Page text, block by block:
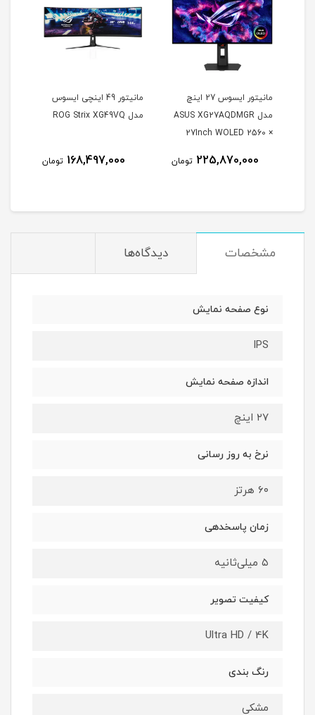
مانیتور ایسوس 27 اینچ
مدل ASUS XG27AQDMGR
27Inch WOLED 2560 ×
250Nits Matte ROG OLED
225,870,000 تومان
مانیتور 49 اینچی ایسوس
مدل ROG Strix XG49VQ
168,497,000 تومان
مشخصات دیدگاه‌ها
نوع صفحه نمایش
IPS
اندازه صفحه نمایش
۲۷ اینچ
نرخ به روز رسانی
۶۰ هرتز
زمان پاسخدهی
۵ میلی‌ثانیه
کیفیت تصویر
Ultra HD / 4K
رنگ بندی
مشکی